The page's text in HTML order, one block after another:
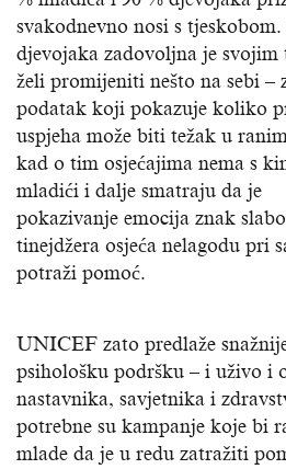
svakodnevno nosi s
djevojaka zadovoljna je svojim
želi promijeniti nešto na sebi –
podatak koji pokazuje koliko
uspjeha može biti težak u
kad o tim osjećajima nema s
mladići i dalje smatraju da je
pokazivanje emocija znak
tinejdžera osjeća nelagodu pri
potraži pomoć.
UNICEF zato predlaže
psihološku podršku – i uživo i
nastavnika, savjetnika i
potrebne su kampanje koje bi
mlade da je u redu zatražiti